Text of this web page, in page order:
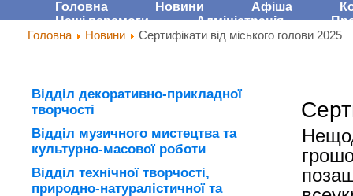
Головна Новини Афіша
Наші перемоги
Адмiнiстрацiя
Головна
Новини Сертифікати від міського голови 2025
Відділ декоративно-прикладної
творчості
Відділ музичного мистецтва та
культурно-масової роботи
Відділ технічної творчості,
природно-натуралістичної та